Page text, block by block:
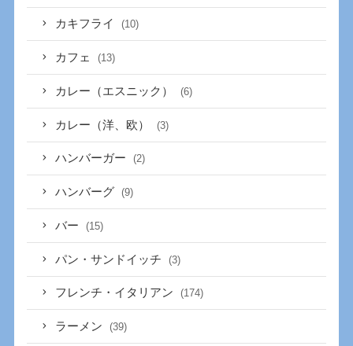
カキフライ (10)
カフェ (13)
カレー（エスニック） (6)
カレー（洋、欧） (3)
ハンバーガー (2)
ハンバーグ (9)
バー (15)
パン・サンドイッチ (3)
フレンチ・イタリアン (174)
ラーメン (39)